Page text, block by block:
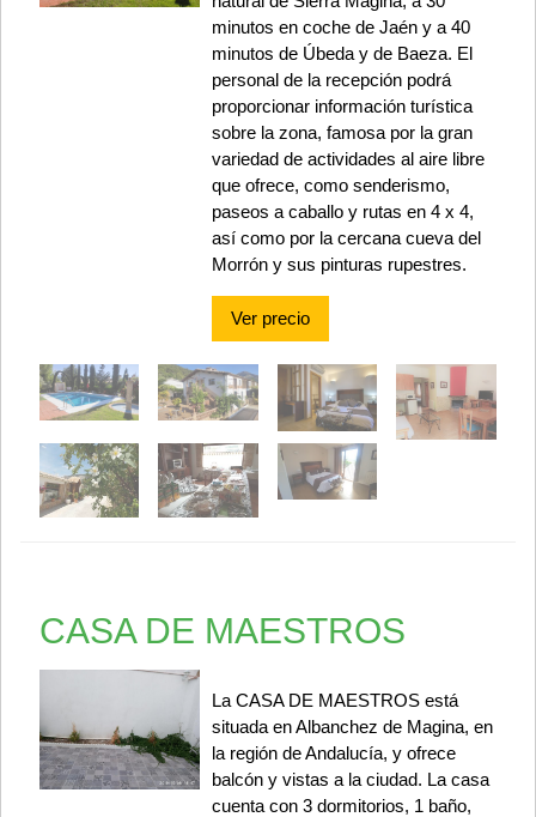
minutos en coche de Jaén y a 40
minutos de Úbeda y de Baeza. El
personal de la recepción podrá
proporcionar información turística
sobre la zona, famosa por la gran
variedad de actividades al aire libre
que ofrece, como senderismo,
paseos a caballo y rutas en 4 x 4,
así como por la cercana cueva del
Morrón y sus pinturas rupestres.
Ver precio
CASA DE MAESTROS
La CASA DE MAESTROS está
situada en Albanchez de Magina, en
la región de Andalucía, y ofrece
balcón y vistas a la ciudad. La casa
cuenta con 3 dormitorios, 1 baño,